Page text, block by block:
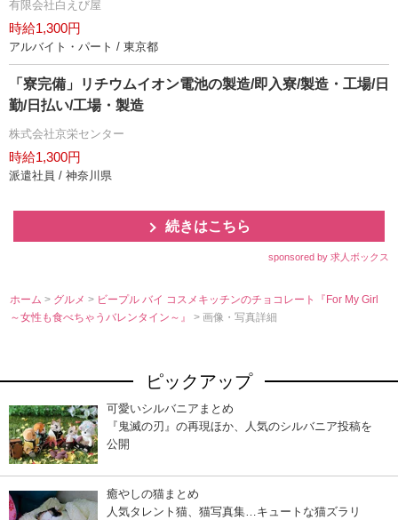
有限会社白えび屋
時給1,300円
アルバイト・パート / 東京都
「寮完備」リチウムイオン電池の製造/即入寮/製造・工場/日
勤/日払い/工場・製造
株式会社京栄センター
時給1,300円
派遣社員 / 神奈川県
続きはこちら
sponsored by 求人ボックス
ホーム > グルメ> ビープル バイ コスメキッチンのチョコレート『For My Girl
～女性も食べちゃうバレンタイン～』> 画像・写真詳細
ピックアップ
可愛いシルバニアまとめ
『鬼滅の刃』の再現ほか、人気のシルバニア投稿を
公開
癒やしの猫まとめ
人気タレント猫、猫写真集…キュートな猫ズラリ